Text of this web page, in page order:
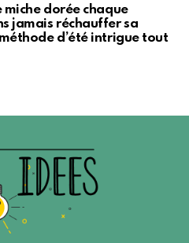
miche dorée chaque
jamais réchauffer sa
d’été intrigue tout